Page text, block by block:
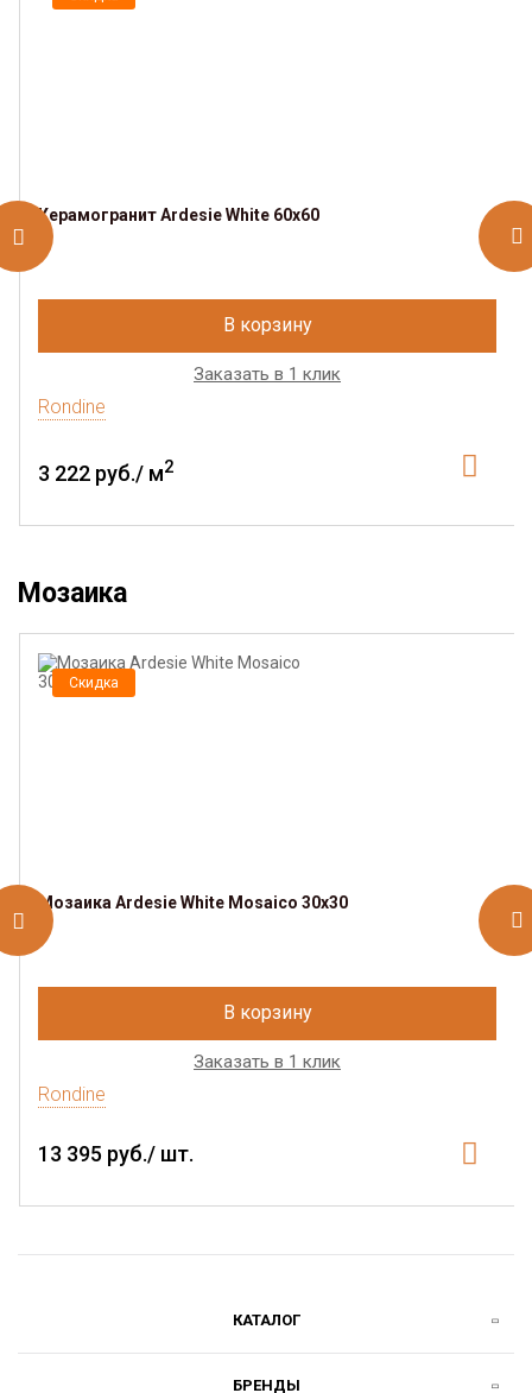
Керамогранит Ardesie White 60х60
В корзину
Заказать в 1 клик
Rondine
3 222 руб./ м2
Мозаика
Скидка
Мозаика Ardesie White Mosaico 30х30
В корзину
Заказать в 1 клик
Rondine
13 395 руб./ шт.
КАТАЛОГ
БРЕНДЫ